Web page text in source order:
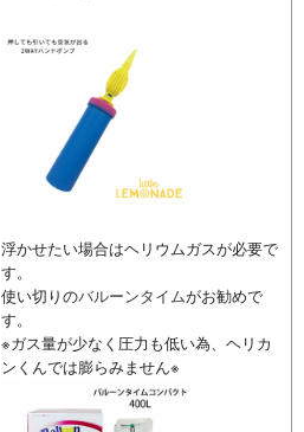
浮かせたい場合はヘリウムガスが必要で
す。
使い切りのバルーンタイムがお勧めで
す。
※ガス量が少なく圧力も低い為、ヘリカ
ンくんでは膨らみません※